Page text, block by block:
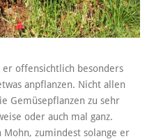
er offensichtlich besonders
anpflanzen. Nicht allen
Gemüsepflanzen zu sehr
oder auch mal ganz.
zumindest solange er